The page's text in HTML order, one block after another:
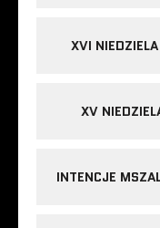
XVI
XV
INTENCJE